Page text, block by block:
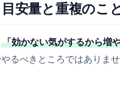
安量と重複のこ
「効かない気がするから増
るべきところではありま